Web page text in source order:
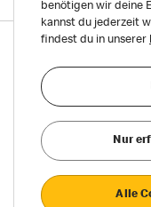
Reports on Human and
©2026
benötigen wir deine
kannst du jederzeit
findest du in unserer
Nur
Alle